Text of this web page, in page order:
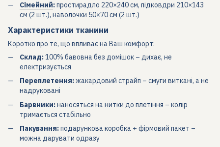
Сімейний:простирадло 220×240 см, підковдри 210×143
см (2 шт.), наволочки 50×70 см (2 шт.)
Характеристики тканини
Коротко про те, що впливає на Ваш комфорт:
Склад:100% бавовна без домішок – дихає, не
електризується
Переплетення:жакардовий страйп – смуги виткані, а не
надруковані
Барвники:наносяться на нитки до плетіння – колір
тримається стабільно
Пакування:подарункова коробка + фірмовий пакет –
можна дарувати одразу